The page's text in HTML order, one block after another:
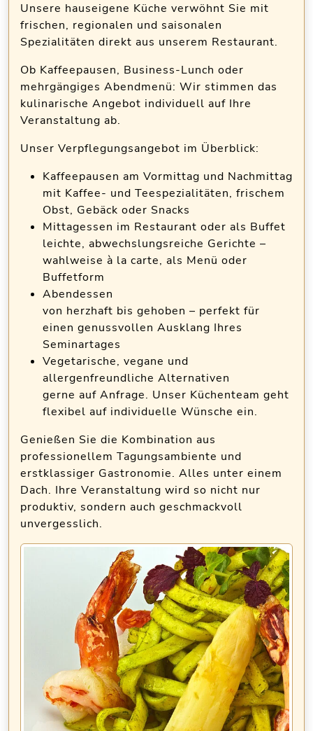
Unsere hauseigene Küche verwöhnt Sie mit
frischen, regionalen und saisonalen
Spezialitäten direkt aus unserem Restaurant.
Ob Kaffeepausen, Business-Lunch oder
mehrgängiges Abendmenü: Wir stimmen das
kulinarische Angebot individuell auf Ihre
Veranstaltung ab.
Unser Verpflegungsangebot im Überblick:
Kaffeepausen am Vormittag und Nachmittag
mit Kaffee- und Teespezialitäten, frischem
Obst, Gebäck oder Snacks
Mittagessen im Restaurant oder als Buffet
leichte, abwechslungsreiche Gerichte –
wahlweise à la carte, als Menü oder
Buffetform
Abendessen
von herzhaft bis gehoben – perfekt für
einen genussvollen Ausklang Ihres
Seminartages
Vegetarische, vegane und
allergenfreundliche Alternativen
gerne auf Anfrage. Unser Küchenteam geht
flexibel auf individuelle Wünsche ein.
Genießen Sie die Kombination aus
professionellem Tagungsambiente und
erstklassiger Gastronomie. Alles unter einem
Dach. Ihre Veranstaltung wird so nicht nur
produktiv, sondern auch geschmackvoll
unvergesslich.